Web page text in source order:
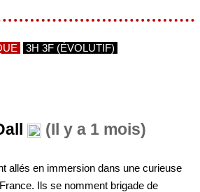
3H 3F (ÉVOLUTIF)
(Il y a 1 mois)
allés en immersion dans une curieuse
Ils se nomment brigade de